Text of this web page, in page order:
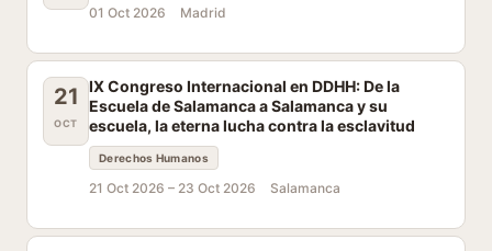
01 Oct 2026 Madrid
21
OCT
IX Congreso Internacional en DDHH: De la
Escuela de Salamanca a Salamanca y su
escuela, la eterna lucha contra la esclavitud
Derechos Humanos
21 Oct 2026 – 23 Oct 2026 Salamanca